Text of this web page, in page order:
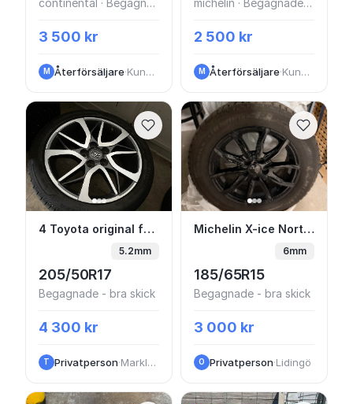
3 500 kr
M Återförsäljare· Kungälv
2 500 kr
M Återförsäljare· Kungälv
4 Toyota original fälgar O däck
4 Toyota original fälgar O däck
5.2mm
205/50R17
Begagnade - bra skick
4 300 kr
T Privatperson· Marklandsgatan
Michelin X-ice North
Michelin X-ice North 4 Dubb ink fälg och TPMS sensorer
6mm
185/65R15
Begagnade - bra skick
3 000 kr
O Privatperson·Lidingö